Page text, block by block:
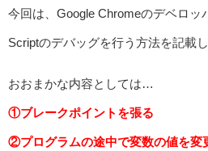
今回は、Google Chromeのデベロッ
Scriptのデバッグを行う方法を記載し
おおまかな内容としては…
①ブレークポイントを張る
②プログラムの途中で変数の値を変